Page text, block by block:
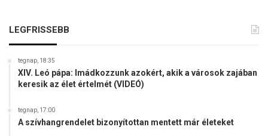
LEGFRISSEBB
tegnap, 18:35
XIV. Leó pápa: Imádkozzunk azokért, akik a városok zajában
keresik az élet értelmét (VIDEÓ)
tegnap, 17:00
A szívhangrendelet bizonyítottan mentett már életeket